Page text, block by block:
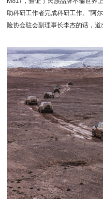
助科研工作者完成科研工作。”阿
险协会驻会副理事长李杰的话，道